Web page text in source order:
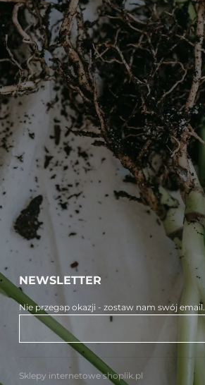
NEWSLETTER
Nie przegap okazji - zostaw nam swój email.
Sklepy internetowe shoplik.pl